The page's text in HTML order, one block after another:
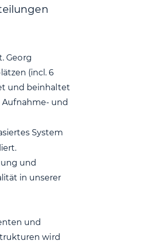
Georg
(incl. 6
und beinhaltet
und
System
und
in unserer
und
wird